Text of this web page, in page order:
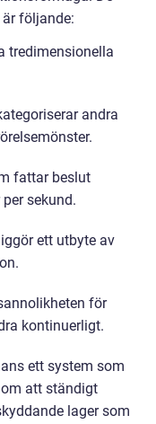
följande:
tredimensionella
andra
fattar beslut
sekund.
ett utbyte av
för
kontinuerligt.
ett system som
att ständigt
lager som